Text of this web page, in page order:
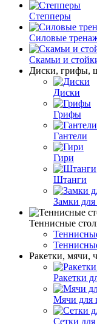
Степперы
Силовые
Cкамьи и
Диски, грифы,
Диски
Грифы
Гантели
Гири
Штанги
Замки
Теннисные
Ракетки, мячи,
Ракетки
Мячи для
Сетки для